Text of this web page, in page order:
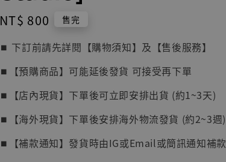
Regular
price
NT$ 800 售完
⏹︎ 下訂前請先詳閱【購物須知】及【售後服務】
⏹︎【預購商品】可能延後發貨 可接受再下單
⏹︎【店內現貨】下單後可立即安排出貨 (約1~3天)
⏹︎【海外現貨】下單後安排海外物流發貨 (約2~3週)
⏹︎【補款通知】發貨時由IG或Email或簡訊通知補款